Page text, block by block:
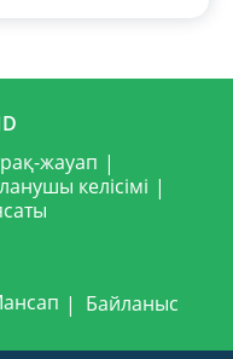
жауап
келісімі
Байланыс